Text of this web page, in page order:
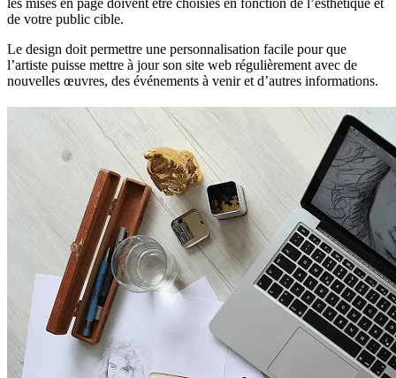
les mises en page doivent être choisies en fonction de l’esthétique et
de votre public cible.
Le design doit permettre une personnalisation facile pour que
l’artiste puisse mettre à jour son site web régulièrement avec de
nouvelles œuvres, des événements à venir et d’autres informations.